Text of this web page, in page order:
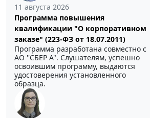
11 августа 2026
Программа повышения
квалификации "О корпоративном
заказе" (223-ФЗ от 18.07.2011)
Программа разработана совместно с
АО ''СБЕР А". Слушателям, успешно
освоившим программу, выдаются
удостоверения установленного
образца.